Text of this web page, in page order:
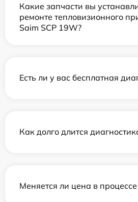
Какие запчасти вы
ремонте тепловизионного
Saim SCP 19W?
Есть ли у вас бесплатная
Как долго длится
Меняется ли цена в